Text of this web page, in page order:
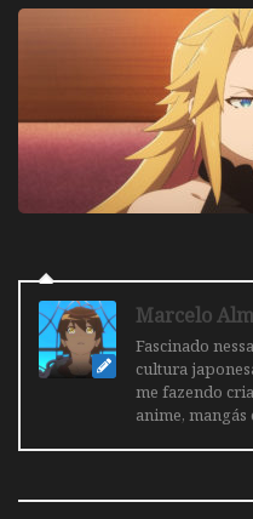
Marcelo
Fascinado
cultura
me fazendo
anime,